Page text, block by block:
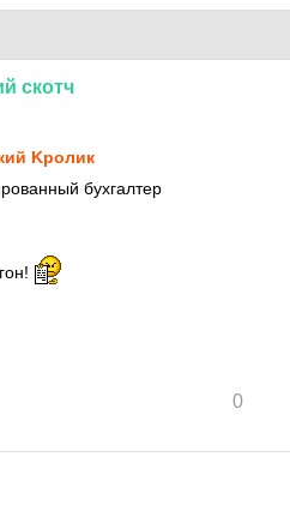
скотч
Kролик
бухгалтер
0